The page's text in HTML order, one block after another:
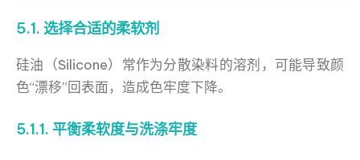
5.1. 选择合适的柔软剂
硅油（Silicone）常作为分散染料的溶剂，可能导致颜
色“漂移”回表面，造成色牢度下降。
5.1.1. 平衡柔软度与洗涤牢度